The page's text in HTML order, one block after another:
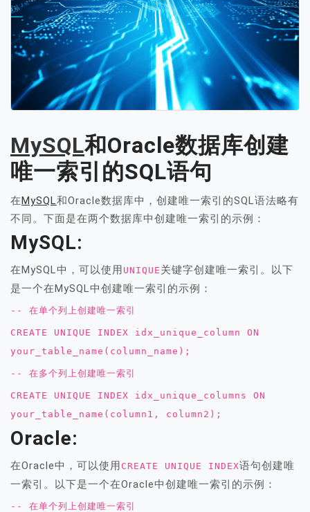
MySQL和Oracle数据库创建
唯一索引的SQL语句
在MySQL和Oracle数据库中，创建唯一索引的SQL语法略有
不同。下面是在两个数据库中创建唯一索引的示例：
MySQL:
在MySQL中，可以使用 UNIQUE 关键字创建唯一索引。以下
是一个在MySQL中创建唯一索引的示例：
-- 在单个列上创建唯一索引
CREATE UNIQUE INDEX idx_unique_column ON
your_table_name(column_name);
-- 在多个列上创建唯一索引
CREATE UNIQUE INDEX idx_unique_columns ON
your_table_name(column1, column2);
Oracle:
在Oracle中，可以使用 CREATE UNIQUE INDEX语句创建唯
一索引。以下是一个在Oracle中创建唯一索引的示例：
-- 在单个列上创建唯一索引